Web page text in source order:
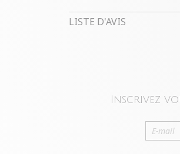
LISTE D'AVIS
Inscrivez